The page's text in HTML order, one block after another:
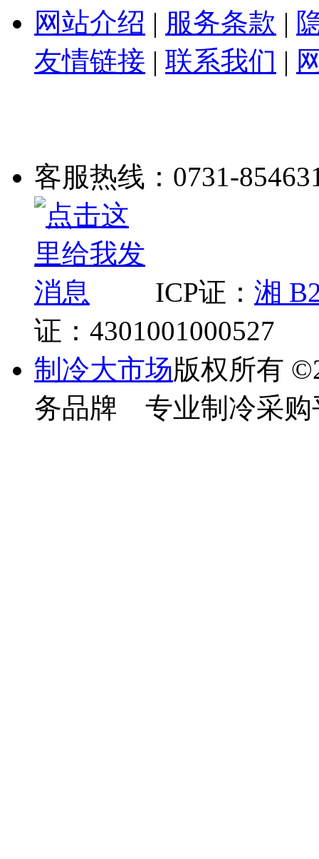
网站介绍 | 服务条款 |
友情链接 | 联系我们 |
客服热线：0731-
ICP证： 湘
证：4301001000527
制冷大市场版权所有 ©
务品牌 专业制冷采购